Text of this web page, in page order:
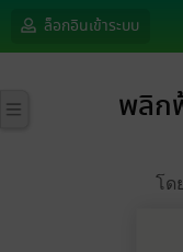
ล็อกอินเข้าระบบ
พลิก
โด